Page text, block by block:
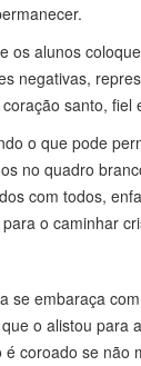
os alunos
negativas,
santo, fiel
o que pode
no quadro
com todos,
o caminhar
se embaraça
o alistou para
coroado se não